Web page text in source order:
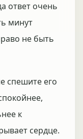
ответ очень
минут
не быть
спешите его
к
сердце.